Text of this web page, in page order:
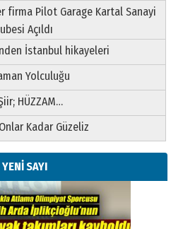
firma Pilot Garage Kartal Sanayi
Açıldı
İstanbul hikayeleri
Yolculuğu
HÜZZAM…
Kadar Güzeliz
YENİ SAYI